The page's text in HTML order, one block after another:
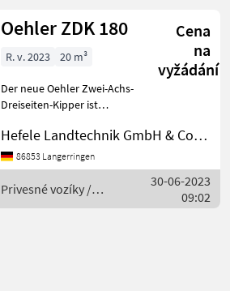
Oehler ZDK 180
Cena
na
vyžádání
R. v. 2023 20 m³
Der neue Oehler Zwei-Achs-
Dreiseiten-Kipper ist
Achsen, Planenpaket mit
Trittplattform, autom.
Anhängekupplung hinten,
durchgehender Druckluft-
Hefele Landtechnik GmbH & Co.KG
86853 Langerringen
Privesné vozíky /
Oehler
30-06-2023
09:02